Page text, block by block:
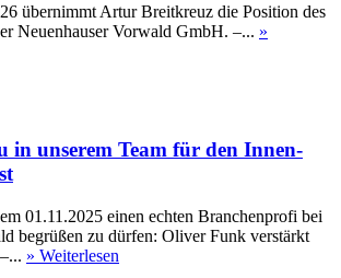
übernimmt Artur Breitkreuz die Position des
Neuenhauser Vorwald GmbH. –... »
in unserem Team für den Innen-
01.11.2025 einen echten Branchenprofi bei
begrüßen zu dürfen: Oliver Funk verstärkt
» Weiterlesen